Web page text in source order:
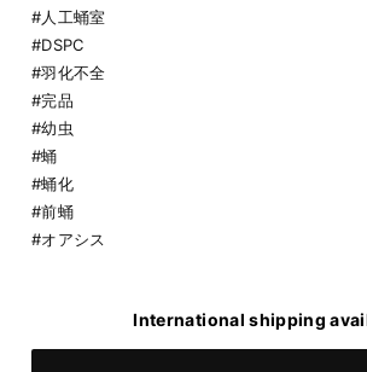
#人工蛹室
#DSPC
#羽化不全
#完品
#幼虫
#蛹
#蛹化
#前蛹
#オアシス
International shipping